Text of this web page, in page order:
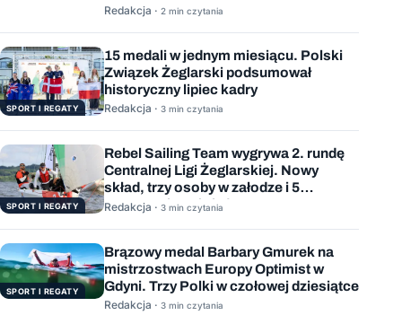
Redakcja · 2 min czytania
SPORT I REGATY
15 medali w jednym miesiącu. Polski
Związek Żeglarski podsumował
historyczny lipiec kadry
Redakcja · 3 min czytania
SPORT I REGATY
Rebel Sailing Team wygrywa 2. rundę
Centralnej Ligi Żeglarskiej. Nowy
skład, trzy osoby w załodze i 5
wygranych wyścigów
Redakcja · 3 min czytania
SPORT I REGATY
Brązowy medal Barbary Gmurek na
mistrzostwach Europy Optimist w
Gdyni. Trzy Polki w czołowej dziesiątce
Redakcja · 3 min czytania